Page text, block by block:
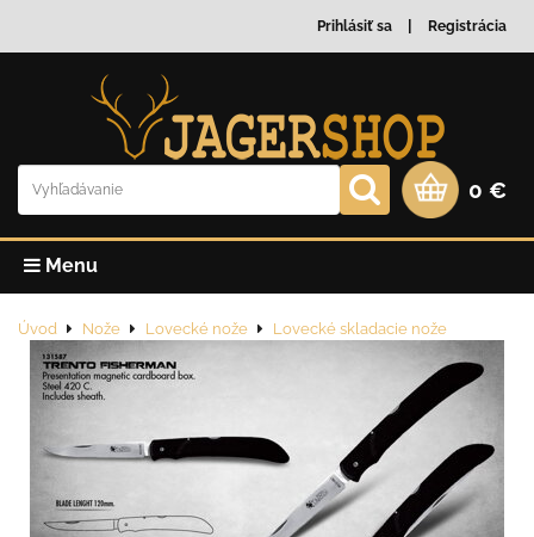
Prihlásiť sa Registrácia
0 €
Menu
Úvod Nože Lovecké nože Lovecké skladacie nože